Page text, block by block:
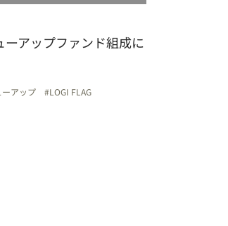
アップファンド組成に
ーアップ LOGI FLAG